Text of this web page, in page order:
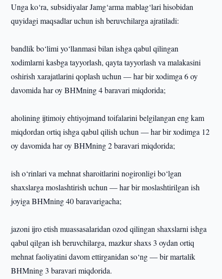
Unga ko‘ra, subsidiyalar Jamg‘arma mablag‘lari hisobidan
quyidagi maqsadlar uchun ish beruvchilarga ajratiladi:
bandlik bo‘limi yo‘llanmasi bilan ishga qabul qilingan
xodimlarni kasbga tayyorlash, qayta tayyorlash va malakasini
oshirish xarajatlarini qoplash uchun — har bir xodimga 6 oy
davomida har oy BHMning 4 baravari miqdorida;
aholining ijtimoiy ehtiyojmand toifalarini belgilangan eng kam
miqdordan ortiq ishga qabul qilish uchun — har bir xodimga 12
oy davomida har oy BHMning 2 baravari miqdorida;
ish o‘rinlari va mehnat sharoitlarini nogironligi bo‘lgan
shaxslarga moslashtirish uchun — har bir moslashtirilgan ish
joyiga BHMning 40 baravarigacha;
jazoni ijro etish muassasalaridan ozod qilingan shaxslarni ishga
qabul qilgan ish beruvchilarga, mazkur shaxs 3 oydan ortiq
mehnat faoliyatini davom ettirganidan so‘ng — bir martalik
BHMning 3 baravari miqdorida.